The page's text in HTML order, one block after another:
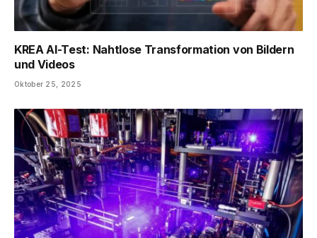
KREA AI-Test: Nahtlose Transformation von Bildern
und Videos
Oktober 25, 2025